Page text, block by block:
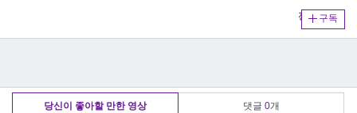
구독
전체보기
당신이 좋아할 만한 영상 댓글 0개